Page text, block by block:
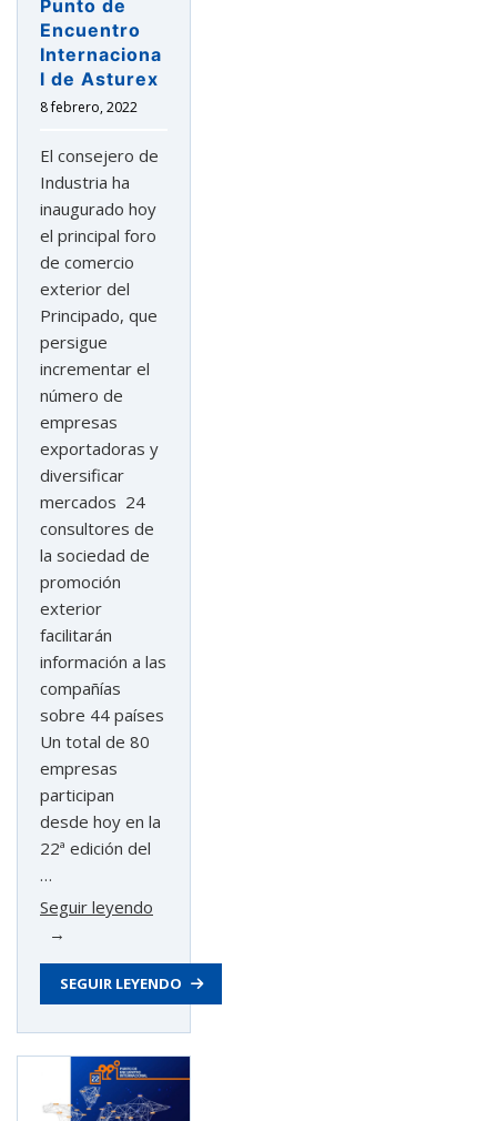
Punto de
Encuentro
Internaciona
l de Asturex
8 febrero, 2022
El consejero de
Industria ha
inaugurado hoy
el principal foro
de comercio
exterior del
Principado, que
persigue
incrementar el
número de
empresas
exportadoras y
diversificar
mercados 24
consultores de
la sociedad de
promoción
exterior
facilitarán
información a las
compañías
sobre 44 países
Un total de 80
empresas
participan
desde hoy en la
22ª edición del
…
Seguir leyendo
participan
en
la
22ª
del
SEGUIR LEYENDO